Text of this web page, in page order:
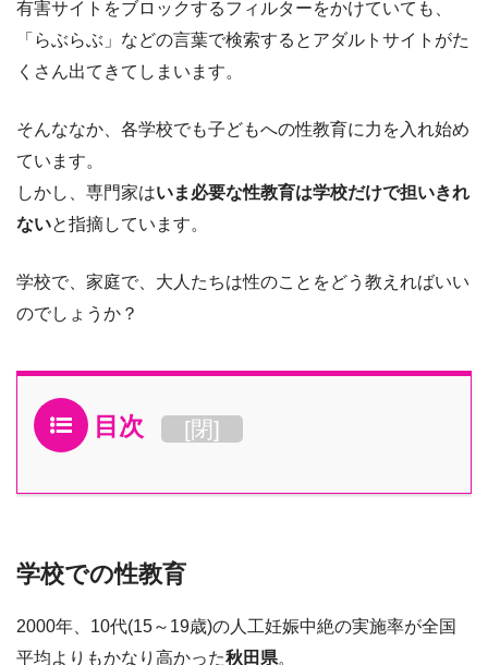
有害サイトをブロックするフィルターをかけていても、
「らぶらぶ」などの言葉で検索するとアダルトサイトがた
くさん出てきてしまいます。
そんななか、各学校でも子どもへの性教育に力を入れ始め
ています。
しかし、専門家はいま必要な性教育は学校だけで担いきれ
ないと指摘しています。
学校で、家庭で、大人たちは性のことをどう教えればいい
のでしょうか？
目次 [閉]
学校での性教育
2000年、10代(15～19歳)の人工妊娠中絶の実施率が全国
平均よりもかなり高かった秋田県。